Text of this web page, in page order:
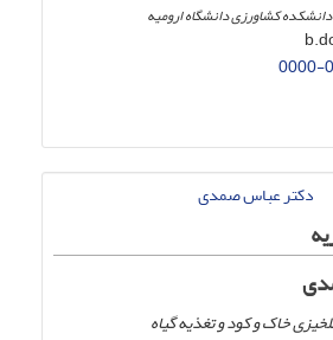
کشاورزی دانشگاه ارومیه
0000-
خاک و کود و تغذیه گیاه